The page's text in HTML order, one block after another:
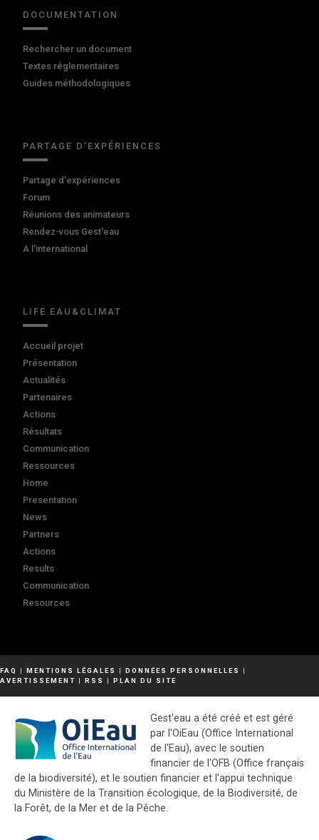
DOCUMENTATION
Rechercher un document
Textes réglementaires
Guides méthodologiques
PARTAGE D'EXPÉRIENCES
Partage d'expériences
Forum
Réunions des animateurs
Rendez-vous Gest'eau
A l'international
LIFE EAU&CLIMAT
Accueil projet
Présentation
Actualités
Partenaires
Actions
Résultats
Communication
Ressources
Home
Presentation
News
Partners
Actions
Results
Communication
Resources
FAQ | MENTIONS LÉGALES | DONNÉES PERSONNELLES
|
AVERTISSEMENT | RSS | PLAN DU SITE
Gest'eau a été créé et est géré
par l'OiEau (Office International
de l'Eau), avec le soutien
financier de l'OFB (Office français
de la biodiversité), et le soutien financier et l'appui technique
du Ministère de la Transition écologique, de la Biodiversité, de
la Forêt, de la Mer et de la Pêche.